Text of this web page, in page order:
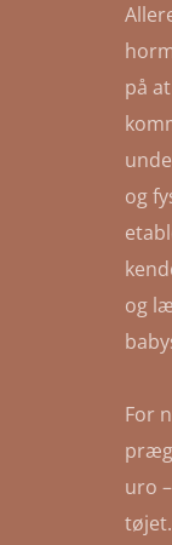
på
og
og
For
uro